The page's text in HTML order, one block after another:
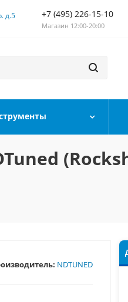
д.5
+7 (495) 226-15-10
Магазин 12:00-20:00
NDTUNED